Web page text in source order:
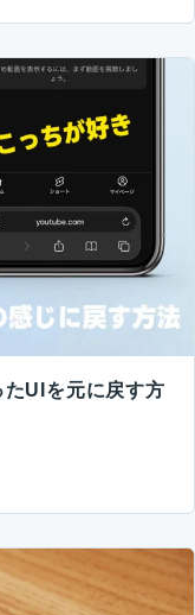
UIを元に戻す方